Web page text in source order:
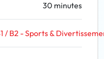
30 minutes
/ B2 - Sports &